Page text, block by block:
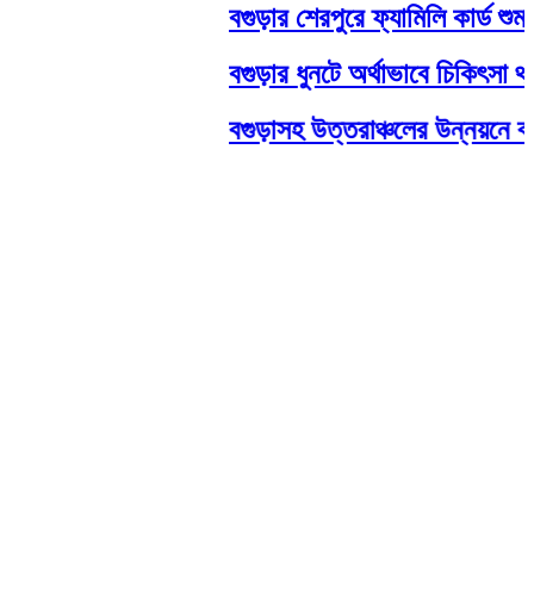
বগুড়ার শেরপুরে ফ্যামিলি কার্ড
বগুড়ার ধুনটে অর্থাভাবে চিকিৎসা
বগুড়াসহ উত্তরাঞ্চলের উন্নয়নে বড়